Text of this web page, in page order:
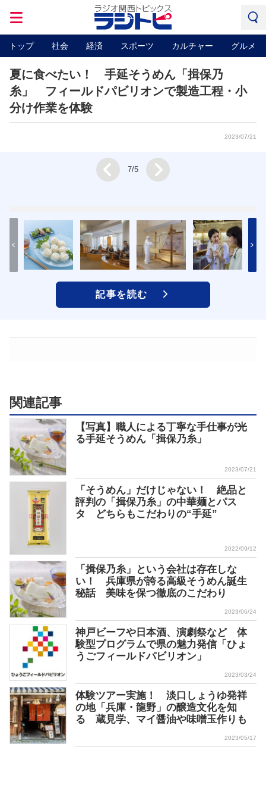
トップ 社会 経済 スポーツ カルチャー グルメ
夏に食べたい！ 手延そうめん「揖保乃
糸」 フィールドパビリオンで製造工程・小
分け作業を体験
2023/07/21
Prev 7/5
記事を読む
関連記事
【写真】職人による丁寧な手仕事が光
る手延そうめん「揖保乃糸」
2023/07/21
「そうめん」だけじゃない！ 絶品と
評判の「揖保乃糸」の中華麺とパス
タ どちらもこだわりの“手延”
2022/09/12
「揖保乃糸」という会社は存在しな
い！ 兵庫県が誇る高級そうめん誕生
秘話 美味を保つ徹底のこだわり
2023/06/24
神戸ビーフや日本酒、演劇祭など 体
験型プログラムで県の魅力発信「ひょ
うごフィールドパビリオン」
2023/03/24
体験ツアー実施！ 淡口しょうゆ発祥
の地「兵庫・龍野」の醸造文化を知
る 蔵見学、マイ醤油や味噌玉作りも
2023/05/17